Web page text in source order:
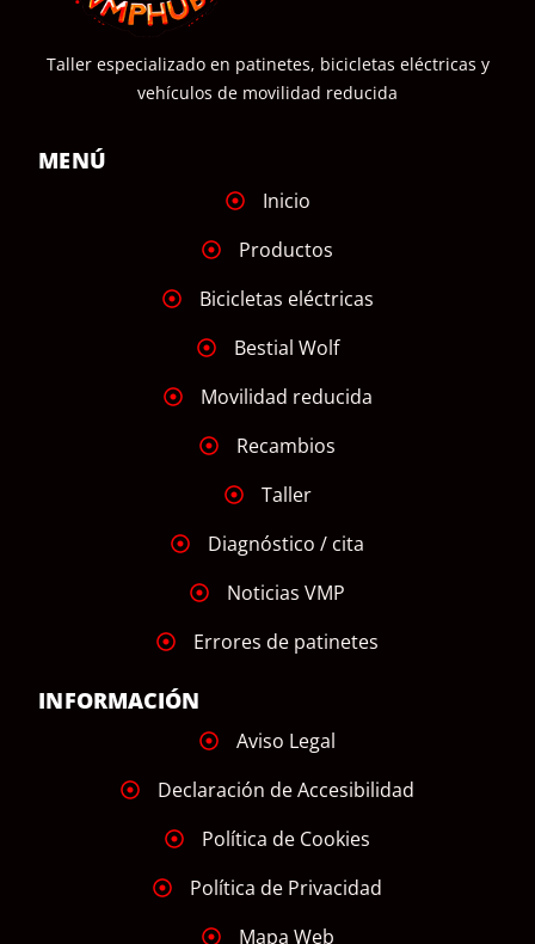
Taller especializado en patinetes, bicicletas eléctricas y
vehículos de movilidad reducida
MENÚ
Inicio
Productos
Bicicletas eléctricas
Bestial Wolf
Movilidad reducida
Recambios
Taller
Diagnóstico / cita
Noticias VMP
Errores de patinetes
INFORMACIÓN
Aviso Legal
Declaración de Accesibilidad
Política de Cookies
Política de Privacidad
Mapa Web